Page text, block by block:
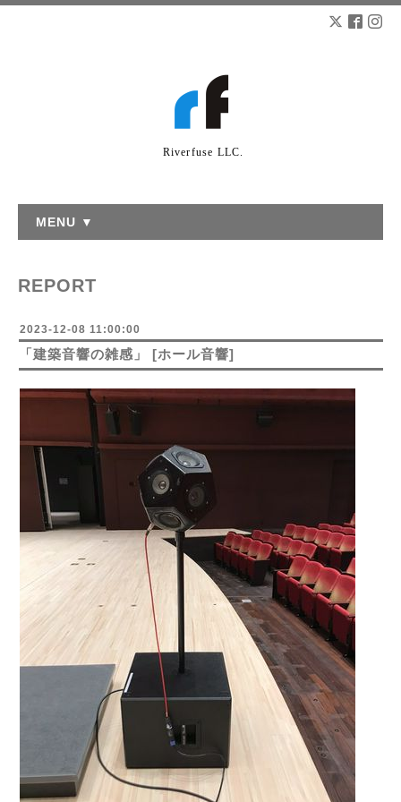
Riverfuse LLC.
MENU ▼
REPORT
2023-12-08 11:00:00
「建築音響の雑感」 [ホール音響]